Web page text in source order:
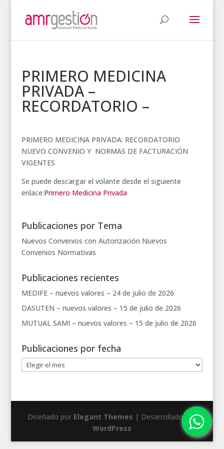
PRIMERO MEDICINA
PRIVADA –
RECORDATORIO –
PRIMERO MEDICINA PRIVADA: RECORDATORIO
NUEVO CONVENIO Y NORMAS DE FACTURACIÓN
VIGENTES
Se puede descargar el volante desde el siguiente
enlace:Primero Medicina Privada
Publicaciones por Tema
Nuevos Convenios con Autorización Nuevos
Convenios Normativas
Publicaciones recientes
MEDIFE – nuevos valores – 24 de julio de 2026
DASUTEN – nuevos valores – 15 de julio de 2026
MUTUAL SAMI – nuevos valores – 15 de julio de 2026
Publicaciones por fecha
Publicaciones
por
Diseñado por Elegant Themes | Desarrollado por
WordPress